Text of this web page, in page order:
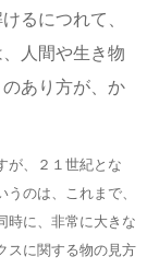
るにつれて、
人間や生き物
あり方が、か
が、２１世紀とな
のは、これまで、
時に、非常に大きな
スに関する物の見方